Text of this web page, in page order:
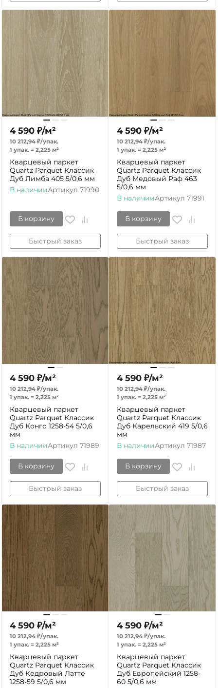
4 590 ₽/м²
10 212,94 ₽/упак.
1 упак. = 2,225 м²
Кварцевый паркет
Quartz Parquet Классик
Дуб Лимба 405 5/0,6 мм
В наличииАртикул 71990
В корзину
Быстрый заказ
4 590 ₽/м²
10 212,94 ₽/упак.
1 упак. = 2,225 м²
Кварцевый паркет
Quartz Parquet Классик
Дуб Медовый Раф 463
5/0,6 мм
В наличииАртикул 71991
В корзину
Быстрый заказ
4 590 ₽/м²
10 212,94 ₽/упак.
1 упак. = 2,225 м²
Кварцевый паркет
Quartz Parquet Классик
Дуб Конго 1258-54 5/0,6
мм
В наличииАртикул 71989
В корзину
Быстрый заказ
4 590 ₽/м²
10 212,94 ₽/упак.
1 упак. = 2,225 м²
Кварцевый паркет
Quartz Parquet Классик
Дуб Карельский 419 5/0,6
мм
В наличииАртикул 71987
В корзину
Быстрый заказ
4 590 ₽/м²
10 212,94 ₽/упак.
1 упак. = 2,225 м²
Кварцевый паркет
Quartz Parquet Классик
Дуб Кедровый Латте
1258-59 5/0,6 мм
4 590 ₽/м²
10 212,94 ₽/упак.
1 упак. = 2,225 м²
Кварцевый паркет
Quartz Parquet Классик
Дуб Европейский 1258-
60 5/0,6 мм